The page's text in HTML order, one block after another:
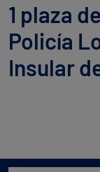
1 plaza
Policía
Insular